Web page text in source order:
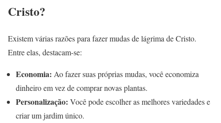
Cristo?
Existem várias razões para fazer mudas de lágrima de Cristo.
Entre elas, destacam-se:
Economia: Ao fazer suas próprias mudas, você economiza
dinheiro em vez de comprar novas plantas.
Personalização: Você pode escolher as melhores variedades e
criar um jardim único.